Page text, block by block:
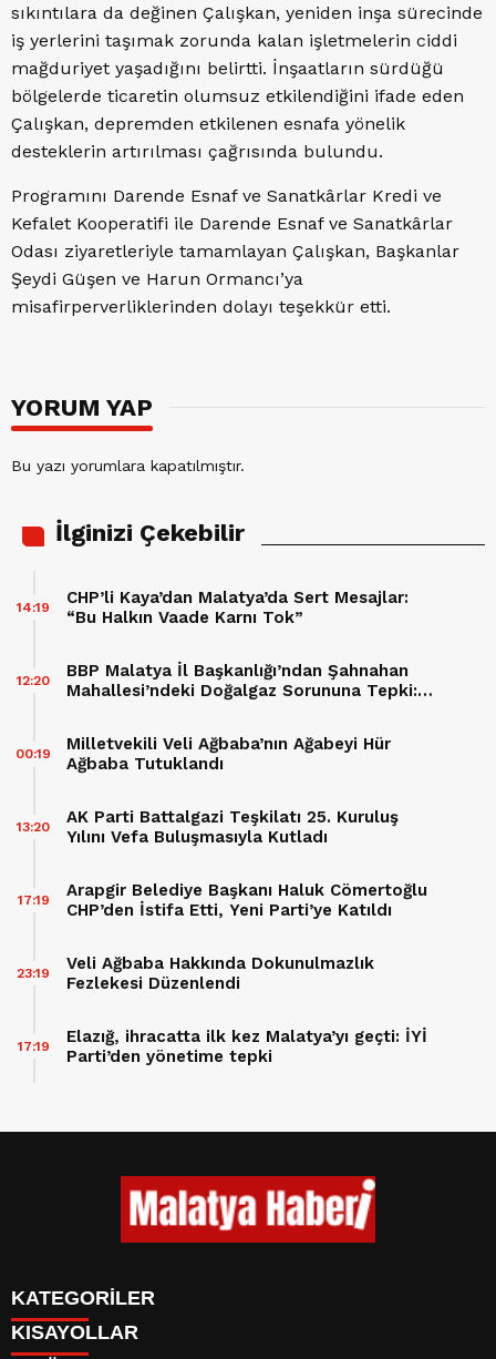
sıkıntılara da değinen Çalışkan, yeniden inşa sürecinde
iş yerlerini taşımak zorunda kalan işletmelerin ciddi
mağduriyet yaşadığını belirtti. İnşaatların sürdüğü
bölgelerde ticaretin olumsuz etkilendiğini ifade eden
Çalışkan, depremden etkilenen esnafa yönelik
desteklerin artırılması çağrısında bulundu.
Programını Darende Esnaf ve Sanatkârlar Kredi ve
Kefalet Kooperatifi ile Darende Esnaf ve Sanatkârlar
Odası ziyaretleriyle tamamlayan Çalışkan, Başkanlar
Şeydi Güşen ve Harun Ormancı’ya
misafirperverliklerinden dolayı teşekkür etti.
YORUM YAP
Bu yazı yorumlara kapatılmıştır.
İlginizi Çekebilir
CHP’li Kaya’dan Malatya’da Sert Mesajlar:
“Bu Halkın Vaade Karnı Tok”
14:19
BBP Malatya İl Başkanlığı’ndan Şahnahan
Mahallesi’ndeki Doğalgaz Sorununa Tepki:
12:20
Milletvekili Veli Ağbaba’nın Ağabeyi Hür
Ağbaba Tutuklandı
00:19
AK Parti Battalgazi Teşkilatı 25. Kuruluş
Yılını Vefa Buluşmasıyla Kutladı
13:20
Arapgir Belediye Başkanı Haluk Cömertoğlu
CHP’den İstifa Etti, Yeni Parti’ye Katıldı
17:19
Veli Ağbaba Hakkında Dokunulmazlık
Fezlekesi Düzenlendi
23:19
Elazığ, ihracatta ilk kez Malatya’yı geçti: İYİ
Parti’den yönetime tepki
17:19
KATEGORİLER
GÜNDEM
KISAYOLLAR